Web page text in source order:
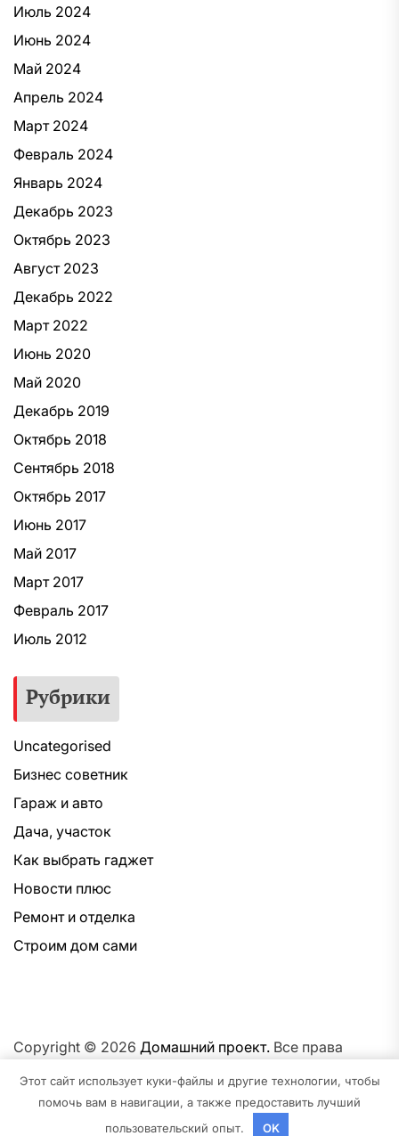
Июль 2024
Июнь 2024
Май 2024
Апрель 2024
Март 2024
Февраль 2024
Январь 2024
Декабрь 2023
Октябрь 2023
Август 2023
Декабрь 2022
Март 2022
Июнь 2020
Май 2020
Декабрь 2019
Октябрь 2018
Сентябрь 2018
Октябрь 2017
Июнь 2017
Май 2017
Март 2017
Февраль 2017
Июль 2012
Рубрики
Uncategorised
Бизнес советник
Гараж и авто
Дача, участок
Как выбрать гаджет
Новости плюс
Ремонт и отделка
Строим дом сами
Copyright © 2026 Домашний проект. Все права
платформеWordPress.
Этот сайт использует куки-файлы и другие технологии, чтобы
помочь вам в навигации, а также предоставить лучший
пользовательский опыт.
OK